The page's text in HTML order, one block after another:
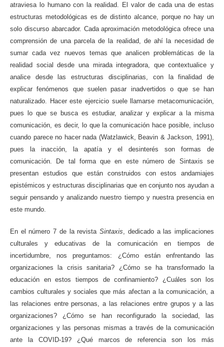
atraviesa lo humano con la realidad. El valor de cada una de estas
estructuras metodológicas es de distinto alcance, porque no hay un
solo discurso abarcador. Cada aproximación metodológica ofrece una
comprensión de una parcela de la realidad, de ahí la necesidad de
sumar cada vez nuevos temas que analicen problemáticas de la
realidad social desde una mirada integradora, que contextualice y
analice desde las estructuras disciplinarias, con la finalidad de
explicar fenómenos que suelen pasar inadvertidos o que se han
naturalizado. Hacer este ejercicio suele llamarse metacomunicación,
pues lo que se busca es estudiar, analizar y explicar a la misma
comunicación, es decir, lo que la comunicación hace posible, incluso
cuando parece no hacer nada (Watzlawick, Beavin & Jackson, 1991),
pues la inacción, la apatía y el desinterés son formas de
comunicación. De tal forma que en este número de Sintaxis se
presentan estudios que están construidos con estos andamiajes
epistémicos y estructuras disciplinarias que en conjunto nos ayudan a
seguir pensando y analizando nuestro tiempo y nuestra presencia en
este mundo.
En el número 7 de la revistaSintaxis , dedicado a las implicaciones
culturales y educativas de la comunicación en tiempos de
incertidumbre, nos preguntamos: ¿Cómo están enfrentando las
organizaciones la crisis sanitaria? ¿Cómo se ha transformado la
educación en estos tiempos de confinamiento? ¿Cuáles son los
cambios culturales y sociales que más afectan a la comunicación, a
las relaciones entre personas, a las relaciones entre grupos y a las
organizaciones? ¿Cómo se han reconfigurado la sociedad, las
organizaciones y las personas mismas a través de la comunicación
ante la COVID-19? ¿Qué marcos de referencia son los más